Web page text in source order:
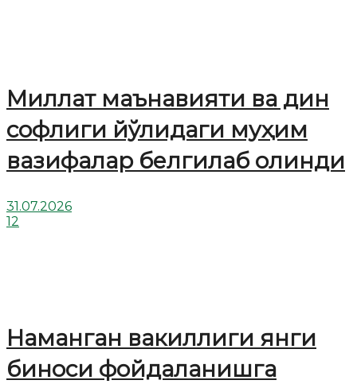
Миллат маънавияти ва дин
софлиги йўлидаги муҳим
вазифалар белгилаб олинди
31.07.2026
12
Наманган вакиллиги янги
биноси фойдаланишга